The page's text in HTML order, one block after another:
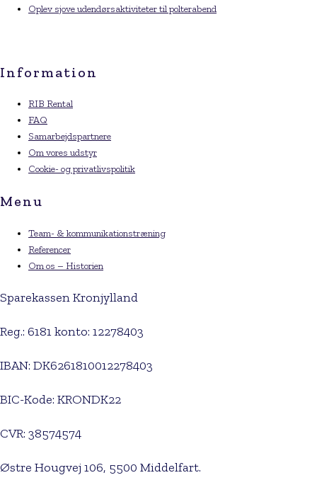
Oplev sjove udendørsaktiviteter til polterabend
Information
RIB Rental
FAQ
Samarbejdspartnere
Om vores udstyr
Cookie- og privatlivspolitik
Menu
Team- & kommunikationstræning
Referencer
Om os – Historien
Sparekassen Kronjylland
Reg.: 6181 konto: 12278403
IBAN: DK6261810012278403
BIC-Kode: KRONDK22
CVR: 38574574
Østre Hougvej 106, 5500 Middelfart.